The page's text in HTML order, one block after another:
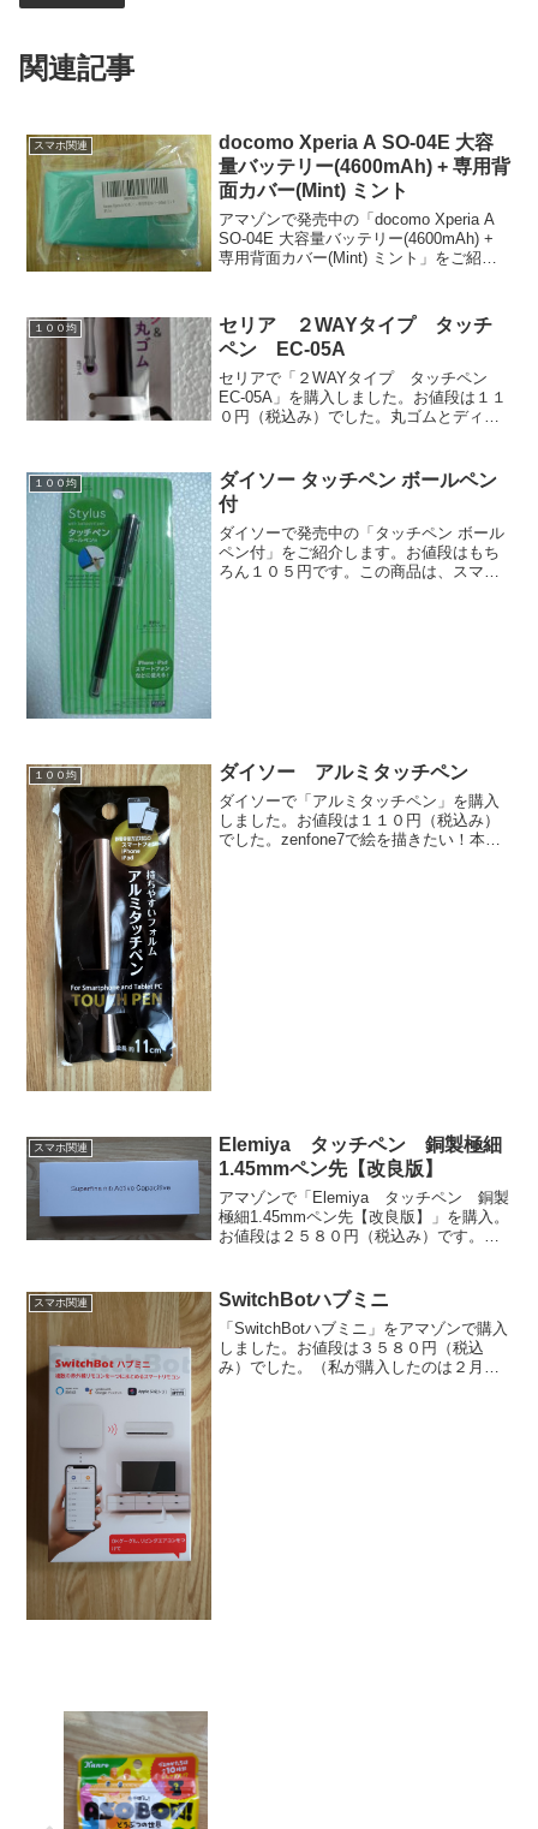
関連記事
スマホ関連
docomo Xperia A SO-04E 大容
量バッテリー(4600mAh) + 専用背
面カバー(Mint) ミント
アマゾンで発売中の「docomo Xperia A
SO-04E 大容量バッテリー(4600mAh) +
専用背面カバー(Mint) ミント」をご紹介
た。現在はお値段がも...
１００均
セリア ２WAYタイプ タッチ
ペン EC-05A
セリアで「２WAYタイプ タッチペン
EC-05A」を購入しました。お値段は１１
０円（税込み）でした。丸ゴムとディス
先をハメ替える仕様。丸ゴム使用時は全
長１４ｃｍ弱。デ...
１００均
ダイソー タッチペン ボールペン
付
ダイソーで発売中の「タッチペン ボール
ペン付」をご紹介します。お値段はもち
ろん１０５円です。この商品は、スマー
１００均 ダイソー アルミタッチペン
ダイソーで「アルミタッチペン」を購入
しました。お値段は１１０円（税込み）
でした。zenfone7で絵を描きたい！本当
スマホ関連
Elemiya タッチペン 銅製極細
1.45mmペン先【改良版】
アマゾンで「Elemiya タッチペン 銅製
極細1.45mmペン先【改良版】」を購入。
お値段は２５８０円（税込み）です。
希望小売価格１２８００円（税込み）
………。マジで...
スマホ関連 SwitchBotハブミニ
「SwitchBotハブミニ」をアマゾンで購入
しました。お値段は３５８０円（税込
み）でした。（私が購入したのは２月で